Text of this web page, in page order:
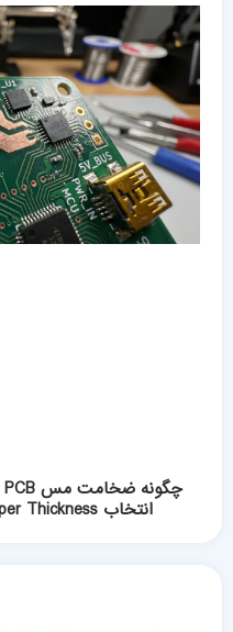
انتخاب Copper Thickness بر اساس جریان مدار